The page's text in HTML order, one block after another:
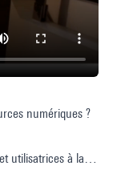
numériques ?
utilisatrices à la